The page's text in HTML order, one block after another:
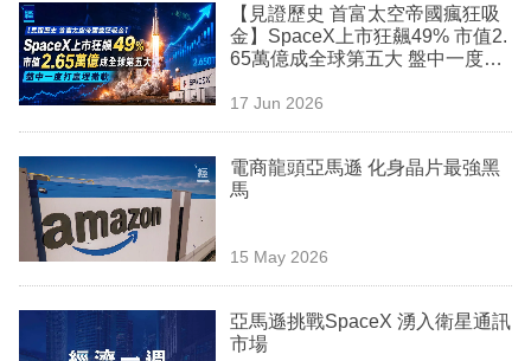
欄
訂
閱
區
【見證歷史 首富太空帝國瘋狂吸
金】SpaceX上市狂飆49% 市值2.
65萬億成全球第五大 盤中一度打
17 Jun 2026
電商龍頭亞馬遜 化身晶片最強黑
馬
15 May 2026
亞馬遜挑戰SpaceX 湧入衛星通訊
市場